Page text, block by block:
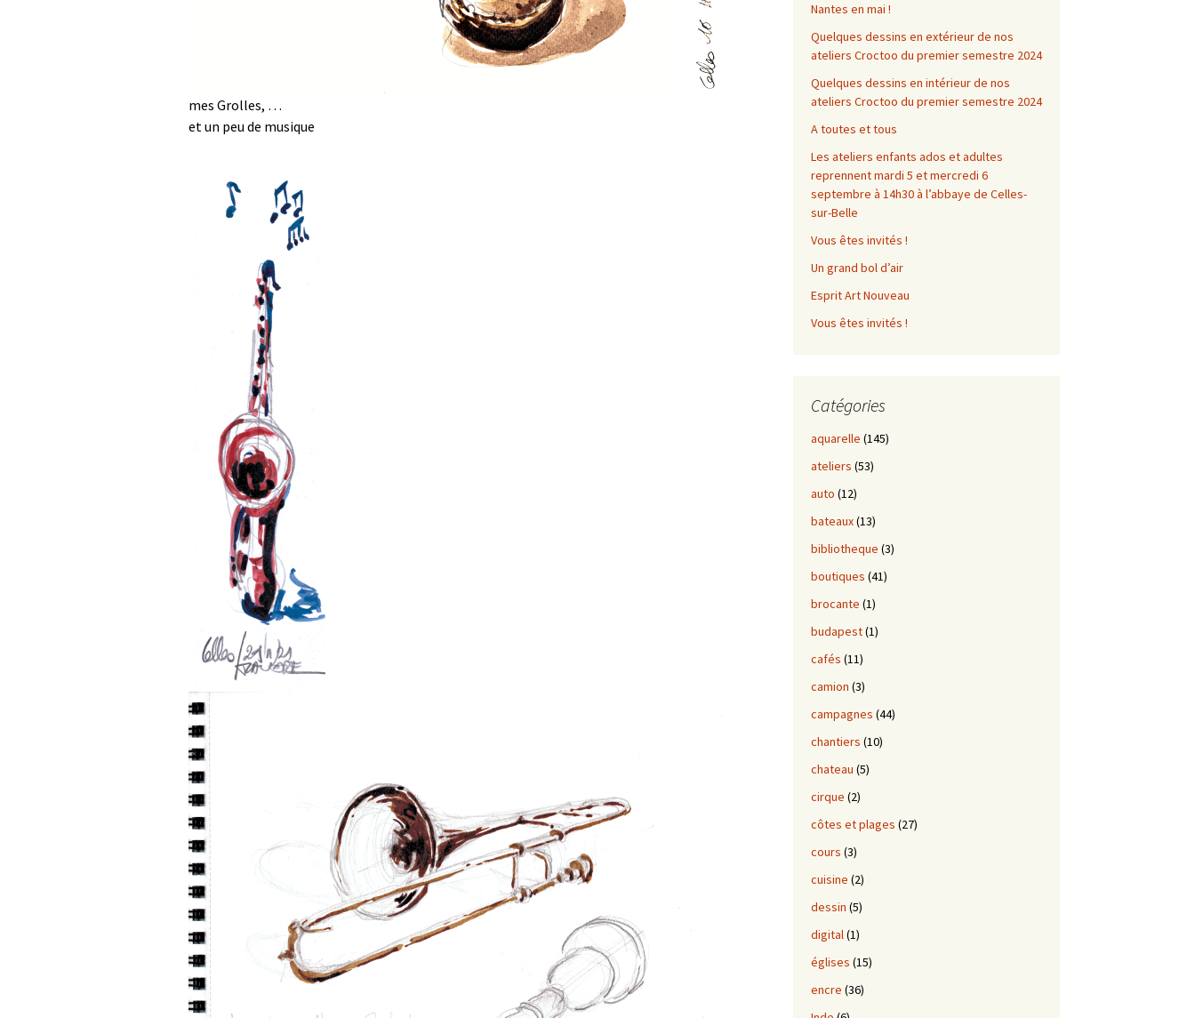
mes Grolles, …
et un peu de musique
Nantes en mai !
Quelques dessins en extérieur de nos
ateliers Croctoo du premier semestre 2024
Quelques dessins en intérieur de nos
ateliers Croctoo du premier semestre 2024
A toutes et tous
Les ateliers enfants ados et adultes
reprennent mardi 5 et mercredi 6
septembre à 14h30 à l’abbaye de Celles-
sur-Belle
Vous êtes invités !
Un grand bol d’air
Esprit Art Nouveau
Vous êtes invités !
Catégories
aquarelle (145)
ateliers (53)
auto (12)
bateaux(13)
bibliotheque (3)
boutiques (41)
brocante (1)
budapest(1)
cafés (11)
camion (3)
campagnes (44)
chantiers (10)
chateau (5)
cirque (2)
côtes et plages (27)
cours (3)
cuisine (2)
dessin (5)
digital(1)
églises (15)
encre (36)